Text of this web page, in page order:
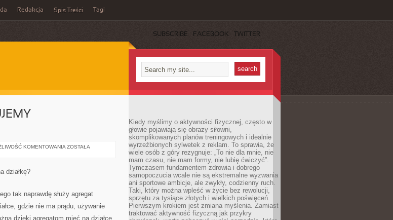
Redakcja Spis Treści Tagi
SUBSCRIBE FACEBOOK TWITTER
KOMENTOWANIA BUDOWA
ZOSTAŁA
działkę?
tak naprawdę służy agregat
gdzie nie ma prądu, używanie
dzięki agregatom mieć na działce
Kiedy myślimy o aktywności fizycznej, często w
głowie pojawiają się obrazy siłowni,
skomplikowanych planów treningowych i idealnie
wyrzeźbionych sylwetek z reklam. To sprawia, że
wiele osób z góry rezygnuje: „To nie dla mnie, nie
mam czasu, nie mam formy, nie lubię ćwiczyć”.
Tymczasem fundamentem zdrowia i dobrego
samopoczucia wcale nie są ekstremalne wyzwania
ani sportowe ambicje, ale zwykły, codzienny ruch.
Taki, który można wpleść w życie bez rewolucji,
sprzętu za tysiące złotych i wielkich poświęceń.
Pierwszym krokiem jest zmiana myślenia. Zamiast
traktować aktywność fizyczną jak przykry